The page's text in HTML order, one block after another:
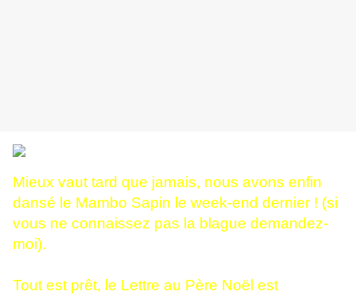
Mieux vaut tard que jamais, nous avons enfin
dansé le Mambo Sapin le week-end dernier ! (si
vous ne connaissez pas la blague demandez-
moi).
Tout est prêt, le Lettre au Père Noël est